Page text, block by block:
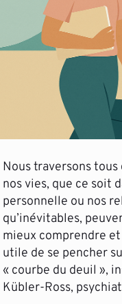
Nous traversons
nos vies, que ce soit
personnelle ou nos
qu’inévitables,
mieux comprendre
utile de se pencher
« courbe du deuil »,
Kübler-Ross,